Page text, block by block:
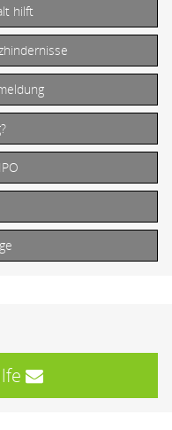
hilft